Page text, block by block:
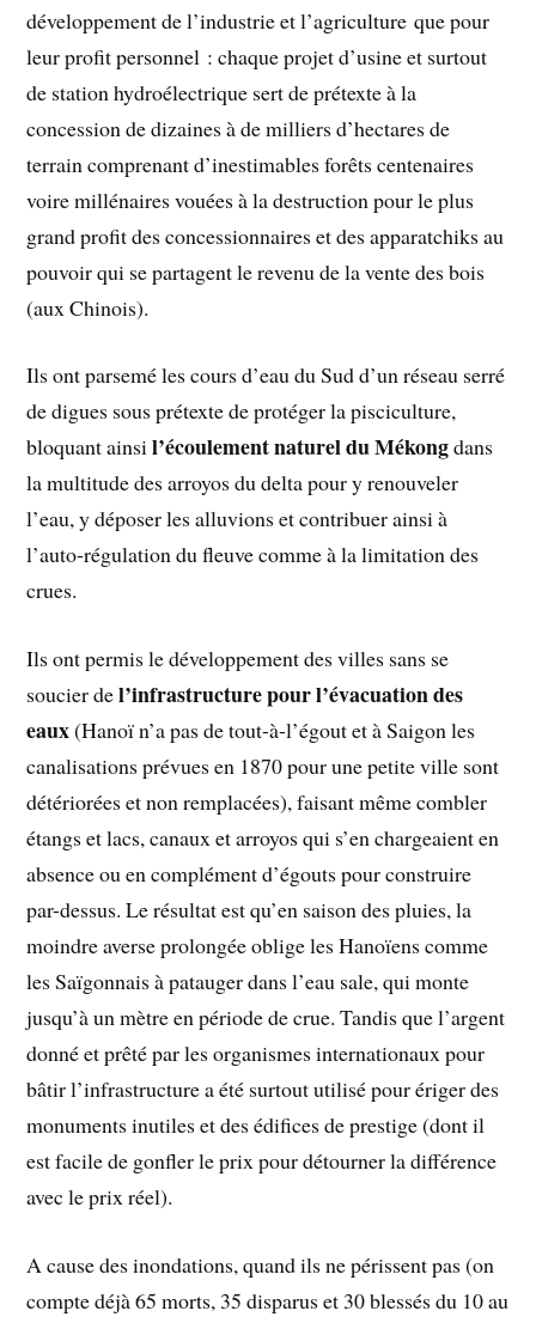
développement de l’industrie et l’agriculture que pour
leur profit personnel : chaque projet d’usine et surtout
de station hydroélectrique sert de prétexte à la
concession de dizaines à de milliers d’hectares de
terrain comprenant d’inestimables forêts centenaires
voire millénaires vouées à la destruction pour le plus
grand profit des concessionnaires et des apparatchiks au
pouvoir qui se partagent le revenu de la vente des bois
(aux Chinois).
Ils ont parsemé les cours d’eau du Sud d’un réseau serré
de digues sous prétexte de protéger la pisciculture,
bloquant ainsil’écoulement naturel du Mékongdans
la multitude des arroyos du delta pour y renouveler
l’eau, y déposer les alluvions et contribuer ainsi à
l’auto-régulation du fleuve comme à la limitation des
crues.
Ils ont permis le développement des villes sans se
soucier del’infrastructure pour l’évacuation des
eaux(Hanoï n’a pas de tout-à-l’égout et à Saigon les
canalisations prévues en 1870 pour une petite ville sont
détériorées et non remplacées), faisant même combler
étangs et lacs, canaux et arroyos qui s’en chargeaient en
absence ou en complément d’égouts pour construire
par-dessus. Le résultat est qu’en saison des pluies, la
moindre averse prolongée oblige les Hanoïens comme
les Saïgonnais à patauger dans l’eau sale, qui monte
jusqu’à un mètre en période de crue. Tandis que l’argent
donné et prêté par les organismes internationaux pour
bâtir l’infrastructure a été surtout utilisé pour ériger des
monuments inutiles et des édifices de prestige (dont il
est facile de gonfler le prix pour détourner la différence
avec le prix réel).
A cause des inondations, quand ils ne périssent pas (on
compte déjà 65 morts, 35 disparus et 30 blessés du 10 au